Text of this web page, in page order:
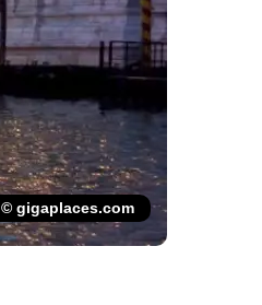
© gigaplaces.com